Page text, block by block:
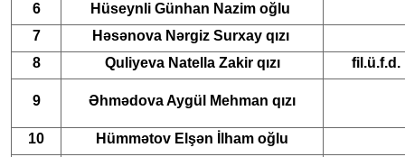
6
Hüseynli Günhan Nazim oğlu
7
Həsənova Nərgiz Surxay qızı
8
Quliyeva Natella Zakir qızı fil.ü.f.d.
9 Əhmədova Aygül Mehman qızı
10
Hümmətov Elşən İlham oğlu